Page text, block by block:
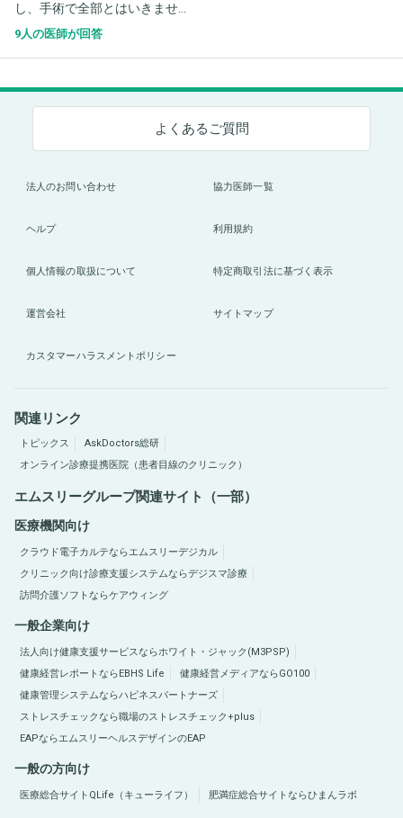
し、手術で全部とはいきませ...
9人の医師が回答
よくあるご質問
法人のお問い合わせ 協力医師一覧
ヘルプ 利用規約
個人情報の取扱について 特定商取引法に基づく表示
運営会社 サイトマップ
カスタマーハラスメントポリシー
関連リンク
トピックス
AskDoctors総研
オンライン診療提携医院（患者目線のクリニック）
エムスリーグループ関連サイト（一部）
医療機関向け
クラウド電子カルテならエムスリーデジカル
クリニック向け診療支援システムならデジスマ診療
訪問介護ソフトならケアウィング
一般企業向け
法人向け健康支援サービスならホワイト・ジャック(M3PSP)
健康経営レポートならEBHS Life
健康経営メディアならGO100
健康管理システムならハピネスパートナーズ
ストレスチェックなら職場のストレスチェック+plus
EAPならエムスリーヘルスデザインのEAP
一般の方向け
医療総合サイトQLife（キューライフ） 肥満症総合サイトならひまんラボ